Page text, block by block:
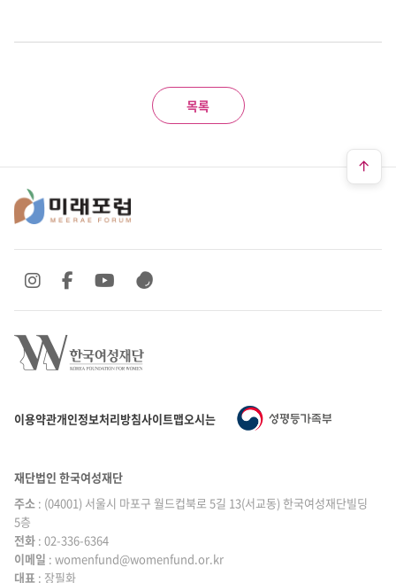
목록
이용약관개인정보처리방침사이트맵오시는 길
SNS 바로가기
SNS 바로가기SNS 바로가기
SNS 바로가기
재단법인 한국여성재단
주소 : (04001) 서울시 마포구 월드컵북로 5길 13(서교동) 한국여성재단빌딩
5층
전화 : 02-336-6364
|
이메일 : womenfund@womenfund.or.kr
|
대표 : 장필화